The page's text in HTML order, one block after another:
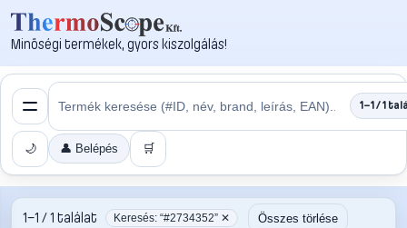
Minőségi termékek, gyors kiszolgálás!
1–1 / 1
🌙 👤 Belépés 🛒
1–1 / 1 találat Keresés: “#2734352” ✕ Összes törlése